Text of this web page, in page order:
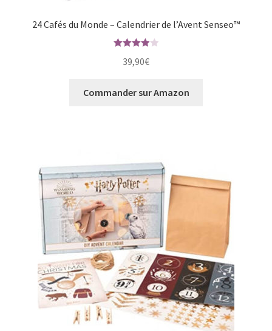
24 Cafés du Monde – Calendrier de l’Avent Senseo™
sur 5
39,90€
Commander sur Amazon